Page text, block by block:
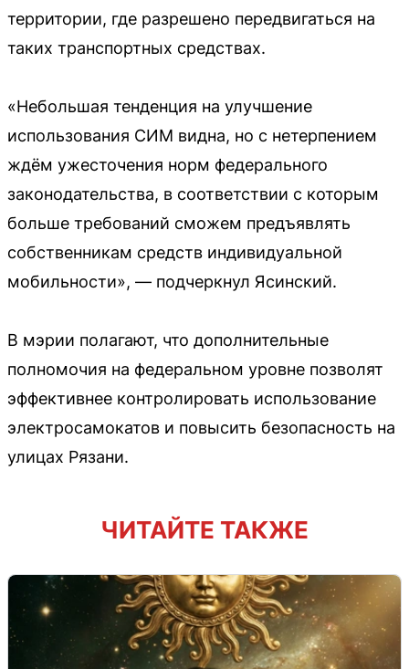
территории, где разрешено передвигаться на
таких транспортных средствах.
«Небольшая тенденция на улучшение
использования СИМ видна, но с нетерпением
ждём ужесточения норм федерального
законодательства, в соответствии с которым
больше требований сможем предъявлять
собственникам средств индивидуальной
мобильности», — подчеркнул Ясинский.
В мэрии полагают, что дополнительные
полномочия на федеральном уровне позволят
эффективнее контролировать использование
электросамокатов и повысить безопасность на
улицах Рязани.
ЧИТАЙТЕ ТАКЖЕ